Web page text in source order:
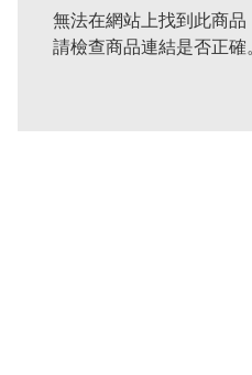
無法在網站上找到此商品
請檢查商品連結是否正確